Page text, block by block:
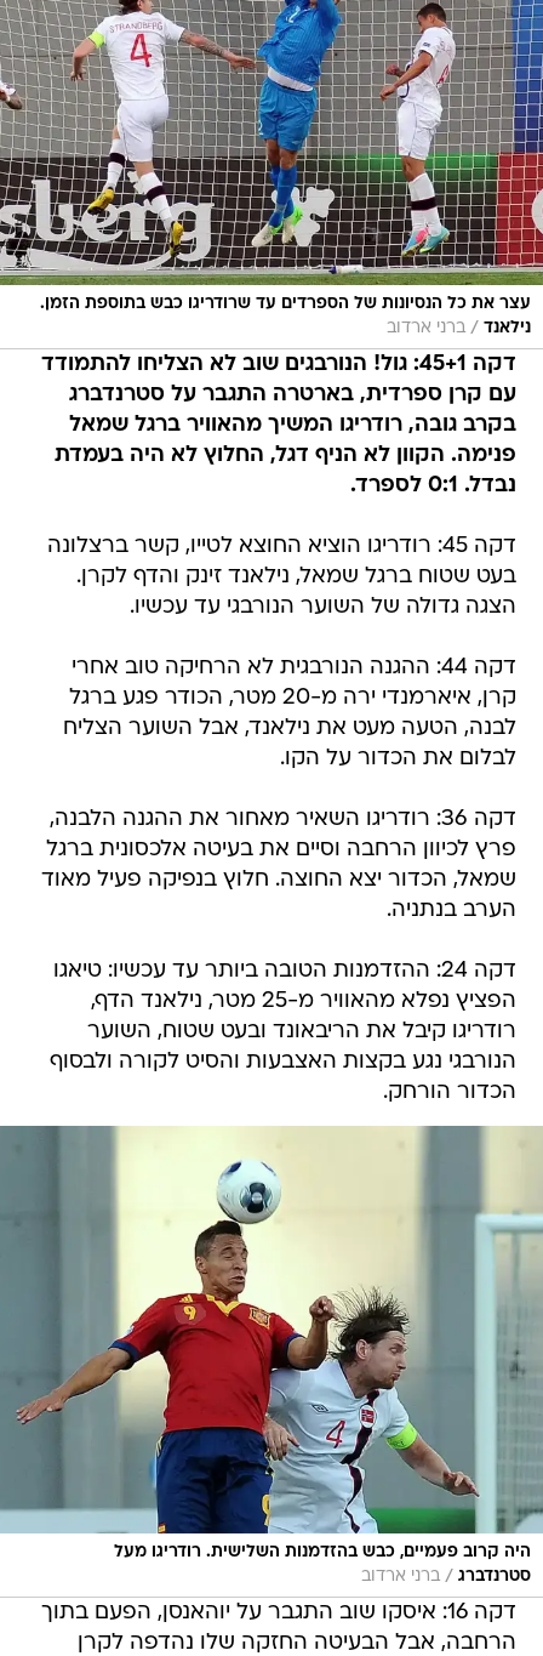
עצר את כל הנסיונות של הספרדים עד שרודריגו כבש בתוספת הזמן.
נילאנד / ברני ארדוב
דקה 45+1: גול! הנורבגים שוב לא הצליחו להתמודד
עם קרן ספרדית, בארטרה התגבר על סטרנדברג
בקרב גובה, רודריגו המשיך מהאוויר ברגל שמאל
פנימה. הקוון לא הניף דגל, החלוץ לא היה בעמדת
נבדל. 0:1 לספרד.
דקה 45: רודריגו הוציא החוצא לטייו, קשר ברצלונה
בעט שטוח ברגל שמאל, נילאנד זינק והדף לקרן.
הצגה גדולה של השוער הנורבגי עד עכשיו.
דקה 44: ההגנה הנורבגית לא הרחיקה טוב אחרי
קרן, איארמנדי ירה מ-20 מטר, הכודר פגע ברגל
לבנה, הטעה מעט את נילאנד, אבל השוער הצליח
לבלום את הכדור על הקו.
דקה 36: רודריגו השאיר מאחור את ההגנה הלבנה,
פרץ לכיוון הרחבה וסיים את בעיטה אלכסונית ברגל
שמאל, הכדור יצא החוצה. חלוץ בנפיקה פעיל מאוד
הערב בנתניה.
דקה 24: ההזדמנות הטובה ביותר עד עכשיו: טיאגו
הפציץ נפלא מהאוויר מ-25 מטר, נילאנד הדף,
רודריגו קיבל את הריבאונד ובעט שטוח, השוער
הנורבגי נגע בקצות האצבעות והסיט לקורה ולבסוף
הכדור הורחק.
היה קרוב פעמיים, כבש בהזדמנות השלישית. רודריגו מעל
סטרנדברג / ברני ארדוב
דקה 16: איסקו שוב התגבר על יוהאנסן, הפעם בתוך
הרחבה, אבל הבעיטה החזקה שלו נהדפה לקרן